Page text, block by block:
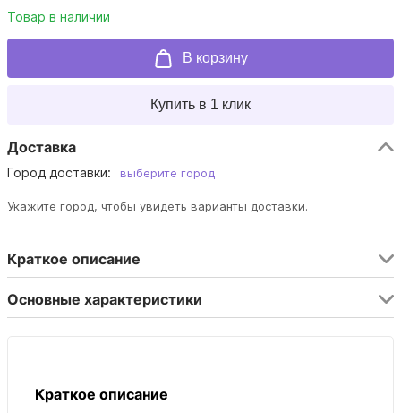
Товар в наличии
В корзину
Купить в 1 клик
Доставка
Город доставки: выберите город
Укажите город, чтобы увидеть варианты доставки.
Краткое описание
Основные характеристики
Краткое описание